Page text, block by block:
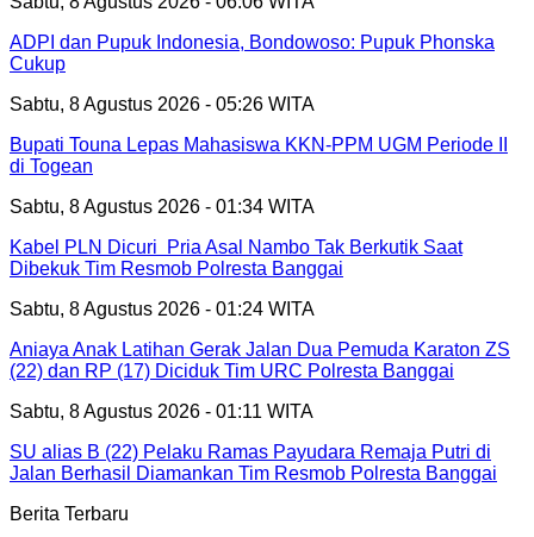
ADPI dan Pupuk Indonesia, Bondowoso: Pupuk Phonska
Cukup
Sabtu, 8 Agustus 2026 - 05:26 WITA
Bupati Touna Lepas Mahasiswa KKN-PPM UGM Periode II
di Togean
Sabtu, 8 Agustus 2026 - 01:34 WITA
Kabel PLN Dicuri Pria Asal Nambo Tak Berkutik Saat
Dibekuk Tim Resmob Polresta Banggai
Sabtu, 8 Agustus 2026 - 01:24 WITA
Aniaya Anak Latihan Gerak Jalan Dua Pemuda Karaton ZS
(22) dan RP (17) Diciduk Tim URC Polresta Banggai
Sabtu, 8 Agustus 2026 - 01:11 WITA
SU alias B (22) Pelaku Ramas Payudara Remaja Putri di
Jalan Berhasil Diamankan Tim Resmob Polresta Banggai
Berita Terbaru